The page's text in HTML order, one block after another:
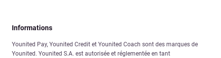
Informations
Younited Pay, Younited Credit et Younited Coach sont des marques de
Younited. Younited S.A. est autorisée et réglementée en tant